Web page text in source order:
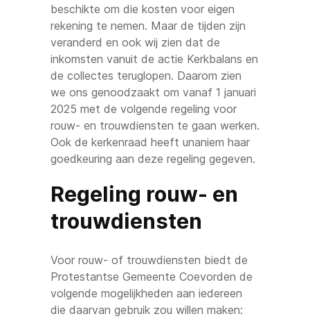
beschikte om die kosten voor eigen
rekening te nemen. Maar de tijden zijn
veranderd en ook wij zien dat de
inkomsten vanuit de actie Kerkbalans en
de collectes teruglopen. Daarom zien
we ons genoodzaakt om vanaf 1 januari
2025 met de volgende regeling voor
rouw- en trouwdiensten te gaan werken.
Ook de kerkenraad heeft unaniem haar
goedkeuring aan deze regeling gegeven.
Regeling rouw- en
trouwdiensten
Voor rouw- of trouwdiensten biedt de
Protestantse Gemeente Coevorden de
volgende mogelijkheden aan iedereen
die daarvan gebruik zou willen maken: